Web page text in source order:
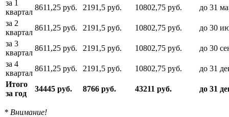
за 1
квартал
8611,25 руб. 2191,5 руб. 10802,75 руб.
до 31
за 2
квартал
8611,25 руб. 2191,5 руб. 10802,75 руб.
до 30
за 3
квартал
8611,25 руб. 2191,5 руб. 10802,75 руб.
до 30
за 4
квартал
8611,25 руб. 2191,5 руб. 10802,75 руб.
до 31
Итого
за год
34445 руб. 8766 руб. 43211 руб. до 31
* Внимание!